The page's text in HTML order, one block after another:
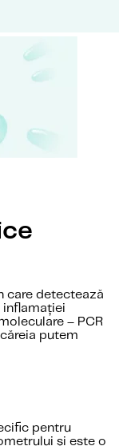
care detectează
inflamației
– PCR
putem
pentru
și este o